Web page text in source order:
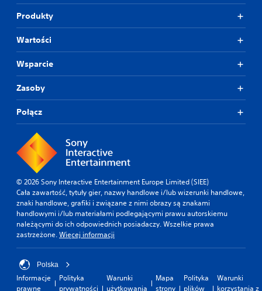
Produkty
Wartości
Wsparcie
Zasoby
Połącz
© 2026 Sony Interactive Entertainment Europe Limited (SIEE)
Cała zawartość, tytuły gier, nazwy handlowe i/lub wizerunki handlowe,
znaki handlowe, grafiki i związane z nimi obrazy są znakami
handlowymi i/lub materiałami podlegającymi prawu autorskiemu
należącymi do ich odpowiednich posiadaczy. Wszelkie prawa
zastrzeżone.Więcej informacji
Polska
Informacje
prawne
Polityka
prywatności
Warunki
użytkowania
Mapa
strony
Polityka
plików
Warunki
korzystania z